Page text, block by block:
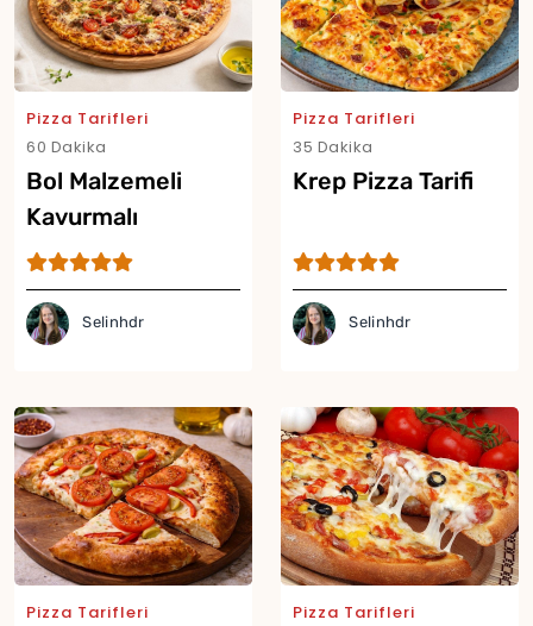
Pizza Tarifleri
60 Dakika
Bol Malzemeli
Kavurmalı
Karnabahar Pizza
Tarifi
Selinhdr
Pizza Tarifleri
35 Dakika
Krep Pizza Tarifi
Selinhdr
Pizza Tarifleri
Pizza Tarifleri